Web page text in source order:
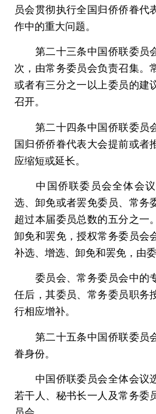
员会贯彻执行全国归侨侨眷代
作中的重大问题。
第二十三条中国侨联委员
次，由常务委员会负责召集。
或者有三分之一以上委员的建
召开。
第二十四条中国侨联委员
国归侨侨眷代表大会提前或者
应缩短或延长。
中国侨联委员会全体会议
选、卸免或者罢免委员、常务
超过本届委员总数的五分之一
卸免和罢免，授权常务委员会
补选、增选、卸免和罢免，由
委员会、常务委员会中的
任后，其委员、常务委员职务
行相应增补。
第二十五条中国侨联委员
眷身份。
中国侨联委员会全体会议
若干人、秘书长一人及常务委